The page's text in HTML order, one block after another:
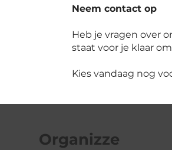
Neem contact op
Heb je vragen over
staat voor je klaar
Kies vandaag nog
Organizze